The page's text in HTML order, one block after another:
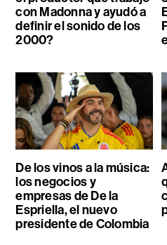
con Madonna y ayudó a
definir el sonido de los
2000?
De los vinos a la música:
los negocios y
empresas de De la
Espriella, el nuevo
presidente de Colombia